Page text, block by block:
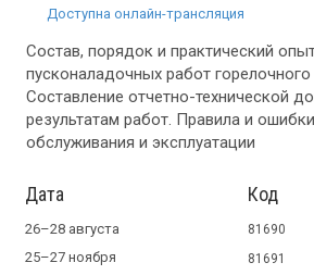
Доступна онлайн-трансляция
Состав, порядок и практический
пусконаладочных работ
Составление отчетно-технической
результатам работ. Правила и
обслуживания и эксплуатации
Дата
26–28 августа
25–27 ноября
Код
81690
81691